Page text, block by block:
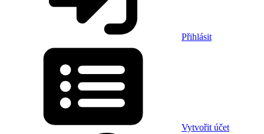
Přihlásit
Vytvořit účet